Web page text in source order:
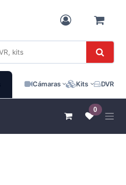
Cámaras Kits DVR /
0